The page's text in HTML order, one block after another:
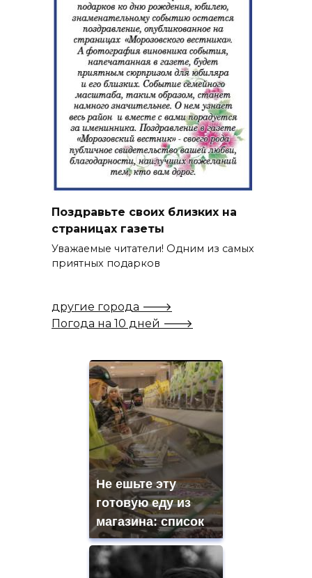
Поздравьте своих близких на
страницах газеты
Уважаемые читатели! Одним из самых
приятных подарков
другие города 🡒
Погода на 10 дней 🡒
Не ешьте эту
готовую еду из
магазина: список